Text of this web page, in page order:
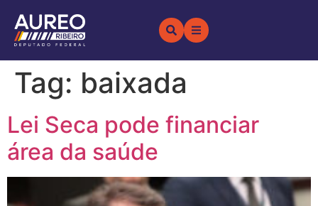
Tag: baixada
Lei Seca pode financiar
área da saúde